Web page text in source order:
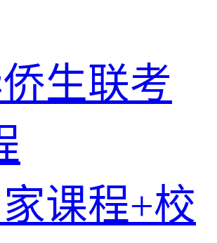
生联考
课程+校